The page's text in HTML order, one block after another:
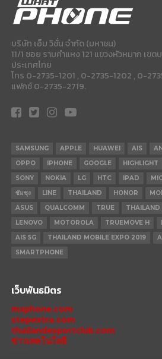
บริษัท เอ็ม วิชั่น จำกัด (มหาชน)
11/1 ซอย รามคำแหง 121 แขวงหัวหมาก เข
ประเทศไทย
โทร 0-2735-1201 , 0-2735-1202 , 0-
แฟกซ์ 0-2735-2719.
SAMSUNG APPLE HUAWEI AIS
OPPO
IPHONE GOOGLE HIGHLIGHT
SONY
NOKIA LG HTC IPAD
ซัมซุง
LINE THAILAND HONOR
ASUS
QUALCOMM TRUE THAILAND
LENOVO
MOTOROLA TRUEMOVE H
AIS 5G
THAILAND MOBILE EXPO 2019
SMARTPHONE
เว็บพันธมิตร
mxphone.com
stepextra.com
thailandesportclub.com
ข่าวเทคโนโลยี